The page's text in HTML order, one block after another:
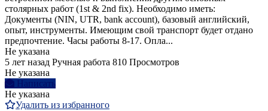
столярных работ (1st & 2nd fix). Необходимо иметь:
Документы (NIN, UTR, bank account), базовый английский,
опыт, инструменты. Имеющим свой транспорт будет отдано
предпочтение. Часы работы 8-17. Опла...
Не указана
5 лет назад Ручная работа 810 Просмотров
Не указана
Написать
Не указана
Удалить из избранного